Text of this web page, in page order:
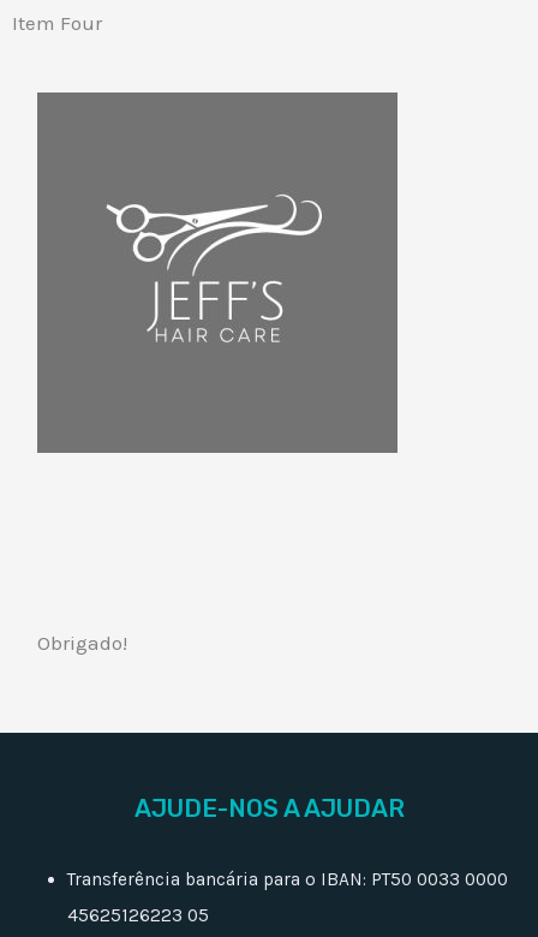
Item Four
Obrigado!
AJUDE-NOS A AJUDAR
Transferência bancária para o IBAN: PT50 0033 0000
45625126223 05